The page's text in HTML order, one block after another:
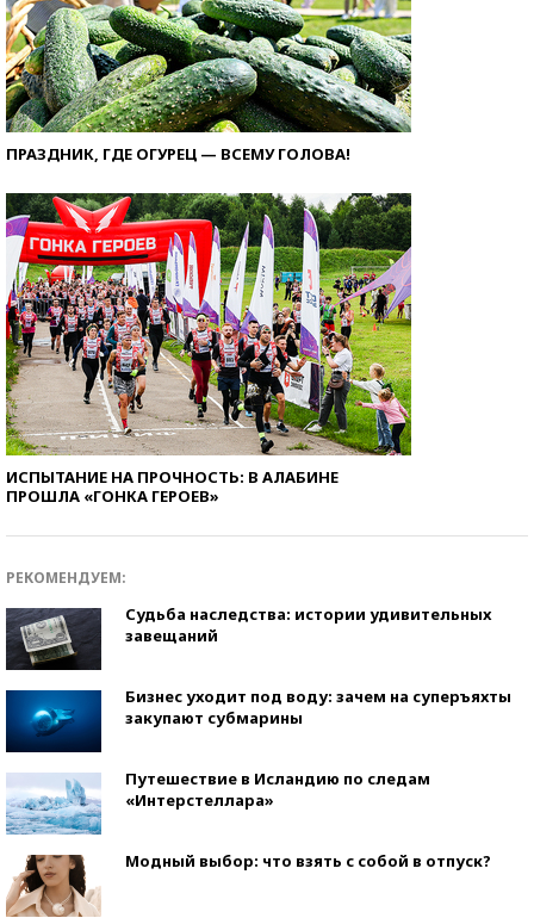
ПРАЗДНИК, ГДЕ ОГУРЕЦ — ВСЕМУ ГОЛОВА!
ИСПЫТАНИЕ НА ПРОЧНОСТЬ: В АЛАБИНЕ
ПРОШЛА «ГОНКА ГЕРОЕВ»
РЕКОМЕНДУЕМ:
Судьба наследства: истории удивительных
завещаний
Бизнес уходит под воду: зачем на суперъяхты
закупают субмарины
Путешествие в Исландию по следам
«Интерстеллара»
Модный выбор: что взять с собой в отпуск?